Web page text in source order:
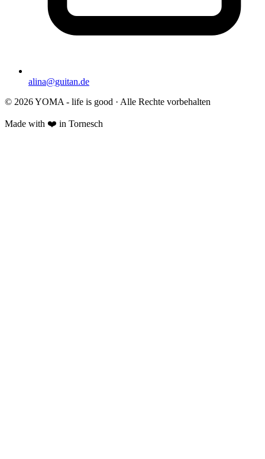
alina@guitan.de
© 2026 YOMA - life is good · Alle Rechte vorbehalten
Made with ❤️ in Tornesch